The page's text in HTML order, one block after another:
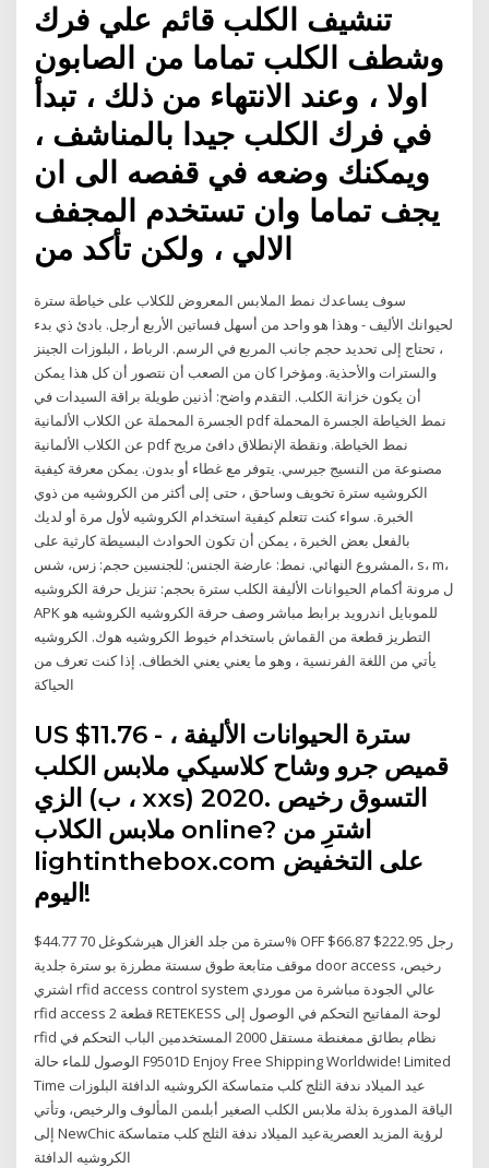
تنشيف الكلب قائم علي فرك
وشطف الكلب تماما من الصابون
اولا ، وعند الانتهاء من ذلك ، تبدأ
في فرك الكلب جيدا بالمناشف ،
ويمكنك وضعه في قفصه الى ان
يجف تماما وان تستخدم المجفف
الالي ، ولكن تأكد من
سوف يساعدك نمط الملابس المعروض للكلاب على خياطة سترة
لحيوانك الأليف - وهذا هو واحد من أسهل فساتين الأربع أرجل. بادئ ذي بدء
، تحتاج إلى تحديد حجم جانب المربع في الرسم. الرباط ، البلوزات الجينز
والسترات والأحذية. ومؤخرا كان من الصعب أن نتصور أن كل هذا يمكن
أن يكون خزانة الكلب. التقدم واضح: أذنين طويلة براقة السيدات في
الجسرة المحملة عن الكلاب الألمانية pdf نمط الخياطة الجسرة المحملة
عن الكلاب الألمانية pdf نمط الخياطة. ونقطة الإنطلاق دافئ مريح
مصنوعة من النسيج جيرسي. يتوفر مع غطاء أو بدون. يمكن معرفة كيفية
الكروشيه سترة تخويف وساحق ، حتى إلى أكثر من الكروشيه من ذوي
الخبرة. سواء كنت تتعلم كيفية استخدام الكروشيه لأول مرة أو لديك
بالفعل بعض الخبرة ، يمكن أن تكون الحوادث البسيطة كارثية على
المشروع النهائي. نمط: عارضة الجنس: للجنسين حجم: زس، شس، s، m،
ل مرونة أكمام الحيوانات الأليفة الكلب سترة بحجم: تنزيل حرفة الكروشيه
APK للموبايل اندرويد برابط مباشر وصف حرفة الكروشيه الكروشيه هو
التطريز قطعة من القماش باستخدام خيوط الكروشيه هوك. الكروشيه
يأتي من اللغة الفرنسية ، وهو ما يعني يعني الخطاف. إذا كنت تعرف من
الحياكة
US $11.76 - سترة الحيوانات الأليفة ،
قميص جرو وشاح كلاسيكي ملابس الكلب
الزي (ب ، xxs) 2020. التسوق رخيص
ملابس الكلاب online? اشترِ من
lightinthebox.com على التخفيض
اليوم!
$44.77 سترة من جلد الغزال هيرشكوغل 70% OFF $66.87 $222.95 رجل
موقف متابعة طوق سستة مطرزة بو سترة جلدية door access رخيص،
اشتري rfid access control system عالي الجودة مباشرة من موردي
rfid access 2 قطعة RETEKESS لوحة المفاتيح التحكم في الوصول إلى
rfid نظام بطائق ممغنطة مستقل 2000 المستخدمين الباب التحكم في
الوصول للماء حالة F9501D Enjoy Free Shipping Worldwide! Limited
Time عيد الميلاد ندفة الثلج كلب متماسكة الكروشيه الدافئة البلوزات
الياقة المدورة بذلة ملابس الكلب الصغير أبلىمن المألوف والرخيص، وتأتي
إلى NewChic لرؤية المزيد العصريةعيد الميلاد ندفة الثلج كلب متماسكة
الكروشيه الدافئة